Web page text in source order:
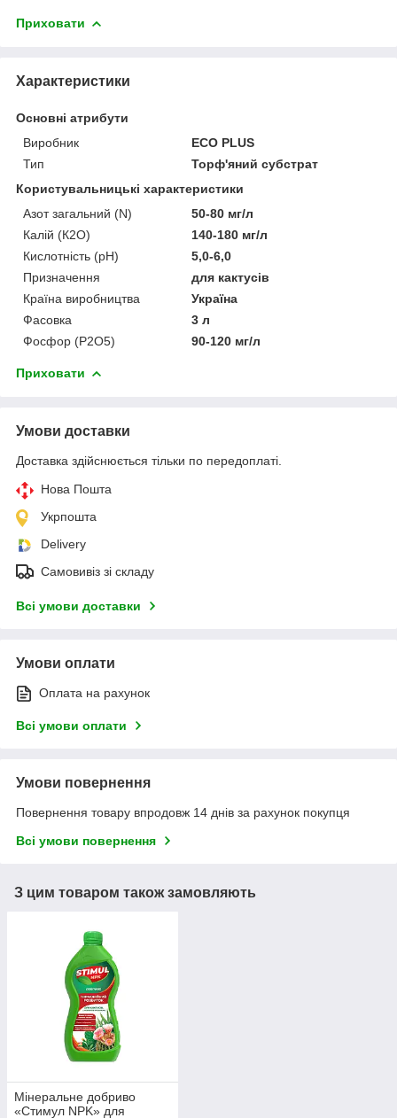
Приховати
Характеристики
Основні атрибути
Виробник
ECO PLUS
Тип
Торф'яний субстрат
Користувальницькі характеристики
Азот загальний (N)
50-80 мг/л
Калій (К2О)
140-180 мг/л
Кислотність (pH)
5,0-6,0
Призначення
для кактусів
Країна виробництва
Україна
Фасовка
3 л
Фосфор (Р2О5)
90-120 мг/л
Приховати
Умови доставки
Доставка здійснюється тільки по передоплаті.
Нова Пошта
Укрпошта
Delivery
Самовивіз зі складу
Всі умови доставки
Умови оплати
Оплата на рахунок
Всі умови оплати
Умови повернення
Повернення товару впродовж 14 днів за рахунок покупця
Всі умови повернення
З цим товаром також замовляють
Мінеральне добриво
«Стимул NPK» для